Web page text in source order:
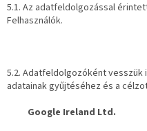
5.1. Az adatfeldolgozással
Felhasználók.
5.2. Adatfeldolgozóként
adatainak gyűjtéséhez és a
Google Ireland Ltd.